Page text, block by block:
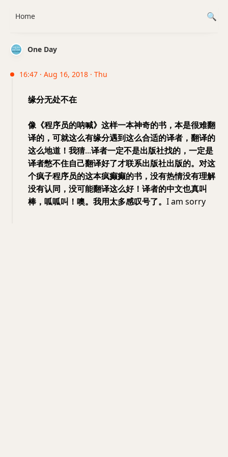
One Day
16:47 · Aug 16, 2018 · Thu
缘分无处不在
像《程序员的呐喊》这样一本神奇的书，本是很难翻
译的，可就这么有缘分遇到这么合适的译者，翻译的
这么地道！我猜...译者一定不是出版社找的，一定是
译者憋不住自己翻译好了才联系出版社出版的。对这
个疯子程序员的这本疯癫癫的书，没有热情没有理解
没有认同，没可能翻译这么好！译者的中文也真叫
棒，呱呱叫！噢。我用太多感叹号了。 I am sorry
Home